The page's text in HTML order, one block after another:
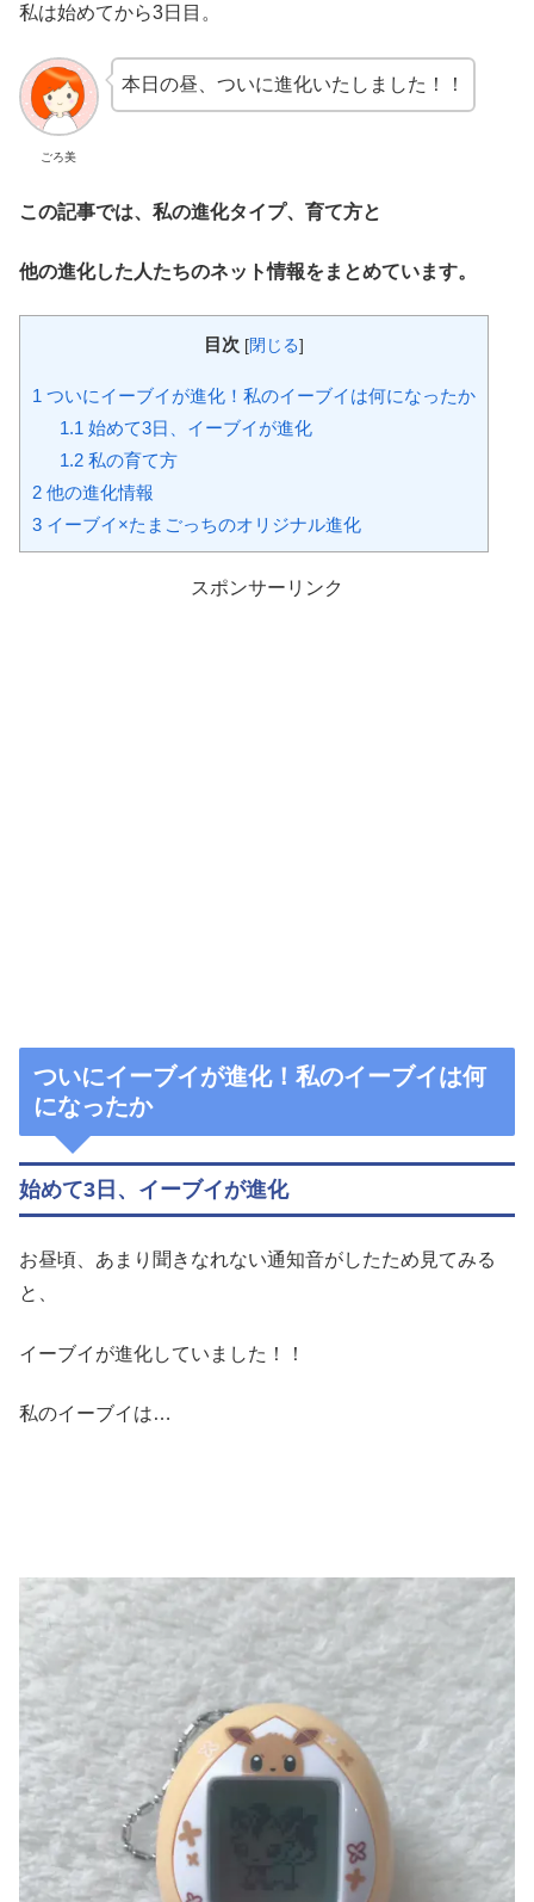
私は始めてから3日目。
ごろ美
本日の昼、ついに進化いたしました！！
この記事では、私の進化タイプ、育て方と
他の進化した人たちのネット情報をまとめています。
目次 [閉じる]
1 ついにイーブイが進化！私のイーブイは何になったか
1.1 始めて3日、イーブイが進化
1.2私の育て方
2 他の進化情報
3 イーブイ×たまごっちのオリジナル進化
スポンサーリンク
ついにイーブイが進化！私のイーブイは何
になったか
始めて3日、イーブイが進化
お昼頃、あまり聞きなれない通知音がしたため見てみる
と、
イーブイが進化していました！！
私のイーブイは…